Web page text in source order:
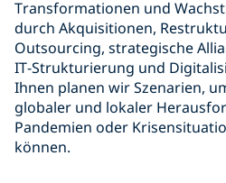
Transformationen und
durch Akquisitionen,
Outsourcing, strategische
IT-Strukturierung und
Ihnen planen wir Szenarien,
globaler und lokaler
Pandemien oder
können.